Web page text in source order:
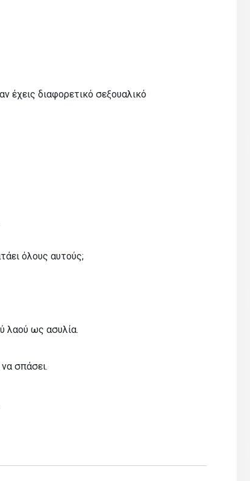
έχεις διαφορετικό σεξουαλικό
όλους αυτούς;
λαού ως ασυλία.
σπάσει.